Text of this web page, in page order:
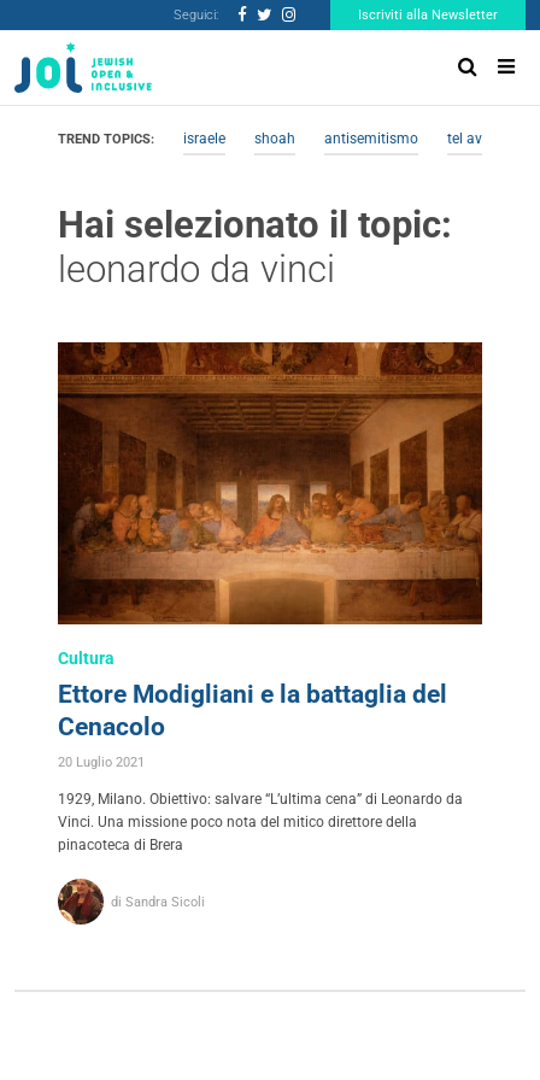
Seguici: Iscriviti alla Newsletter
TREND TOPICS: israele shoah antisemitismo tel aviv
Hai selezionato il topic:
leonardo da vinci
Cultura
Ettore Modigliani e la battaglia del
Cenacolo
20 Luglio 2021
1929, Milano. Obiettivo: salvare “L’ultima cena” di Leonardo da
Vinci. Una missione poco nota del mitico direttore della
pinacoteca di Brera
di Sandra Sicoli